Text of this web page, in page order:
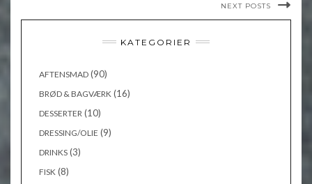
NEXT POSTS
KATEGORIER
AFTENSMAD (90)
BRØD & BAGVÆRK (16)
DESSERTER (10)
DRESSING/OLIE (9)
DRINKS (3)
FISK (8)